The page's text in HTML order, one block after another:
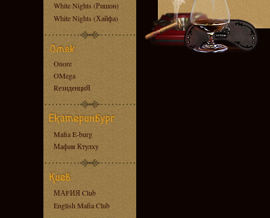
White Nights (Ришон)
White Nights (Хайфа)
Onore
OMega
RезиденциЯ
Mafia E-burg
Мафия Ктулху
МАFИЯ Club
English Mafia Club